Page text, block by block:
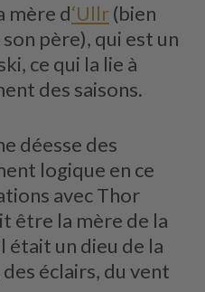
mère d‘Ullr(bien
père), qui est un
ce qui la lie à
des saisons.
déesse des
logique en ce
avec Thor
être la mère de la
était un dieu de la
éclairs, du vent